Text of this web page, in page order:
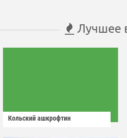
Лучшее
Кольский ашкрофтин